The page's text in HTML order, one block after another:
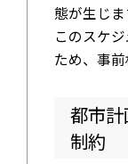
態が生じま
このスケ
ため、事前
都市
制約